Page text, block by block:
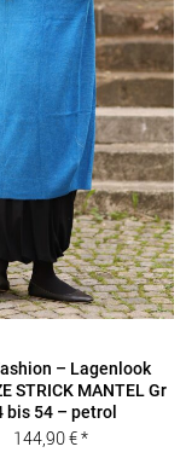
– Lagenlook
STRICK MANTEL Gr
bis 54 – petrol
144,90€